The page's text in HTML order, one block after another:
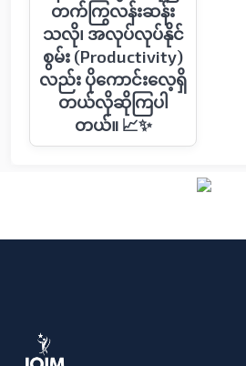
တက်ကြွလန်းဆန်း
သလို၊ အလုပ်လုပ်နိုင်
စွမ်း (Productivity)
လည်း ပိုကောင်းလေ့ရှိ
တယ်လိုဆိုကြပါ
တယ်။ 📈✨